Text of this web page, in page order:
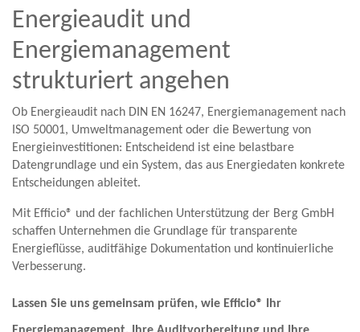
Energieaudit und
Energiemanagement
strukturiert angehen
Ob Energieaudit nach DIN EN 16247, Energiemanagement nach
ISO 50001, Umweltmanagement oder die Bewertung von
Energieinvestitionen: Entscheidend ist eine belastbare
Datengrundlage und ein System, das aus Energiedaten konkrete
Entscheidungen ableitet.
Mit Efficio® und der fachlichen Unterstützung der Berg GmbH
schaffen Unternehmen die Grundlage für transparente
Energieflüsse, auditfähige Dokumentation und kontinuierliche
Verbesserung.
Lassen Sie uns gemeinsam prüfen, wie Efficio® Ihr